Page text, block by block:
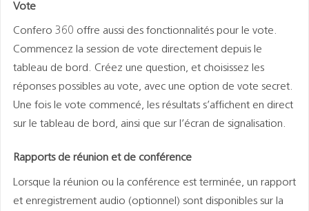
Vote
Confero 360 offre aussi des fonctionnalités pour le vote.
Commencez la session de vote directement depuis le
tableau de bord. Créez une question, et choisissez les
réponses possibles au vote, avec une option de vote secret.
Une fois le vote commencé, les résultats s’affichent en direct
sur le tableau de bord, ainsi que sur l’écran de signalisation.
Rapports de réunion et de conférence
Lorsque la réunion ou la conférence est terminée, un rapport
et enregistrement audio (optionnel) sont disponibles sur la